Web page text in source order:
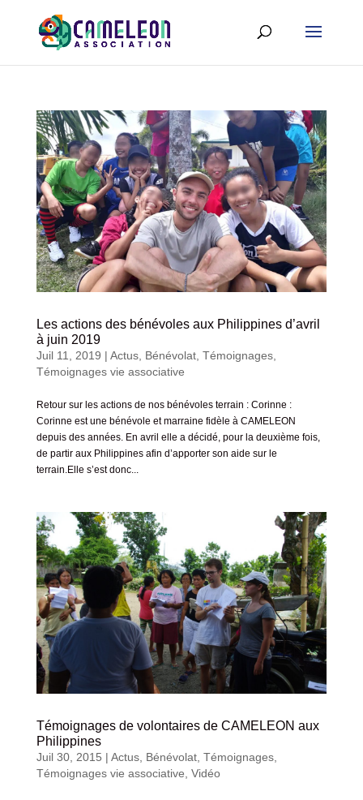
Les actions des bénévoles aux Philippines d’avril
à juin 2019
Juil 11, 2019 | Actus, Bénévolat, Témoignages,
Témoignages vie associative
Retour sur les actions de nos bénévoles terrain : Corinne :
Corinne est une bénévole et marraine fidèle à CAMELEON
depuis des années. En avril elle a décidé, pour la deuxième fois,
de partir aux Philippines afin d’apporter son aide sur le
terrain.Elle s’est donc...
Témoignages de volontaires de CAMELEON aux
Philippines
Juil 30, 2015 | Actus, Bénévolat, Témoignages,
Témoignages vie associative Vidéo